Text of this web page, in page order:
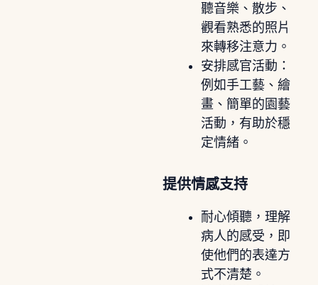
聽音樂、散步、
觀看熟悉的照片
來轉移注意力。
安排感官活動：
例如手工藝、繪
畫、簡單的園藝
活動，有助於穩
定情緒。
提供情感支持
耐心傾聽，理解
病人的感受，即
使他們的表達方
式不清楚。